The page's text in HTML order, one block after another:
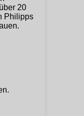
20
Philipps